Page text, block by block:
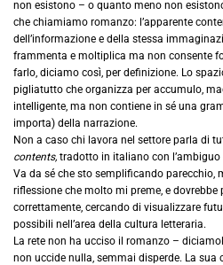
non esistono – o quanto meno non
che chiamiamo romanzo: l’apparente
dell’informazione e della stessa
frammenta e moltiplica ma non consente
farlo, diciamo così, per definizione. Lo
pigliatutto che organizza per accumulo,
intelligente, ma non contiene in sé una
importa) della narrazione.
Non a caso chi lavora nel settore parla di
contents, tradotto in italiano con l’ambiguo
Va da sé che sto semplificando parecchio,
riflessione che molto mi preme, e dovrebbe
correttamente, cercando di visualizzare
possibili nell’area della cultura letteraria.
La rete non ha ucciso il romanzo –
non uccide nulla, semmai disperde. La sua